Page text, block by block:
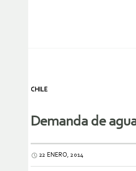
CHILE
Demanda de
22 ENERO, 2014